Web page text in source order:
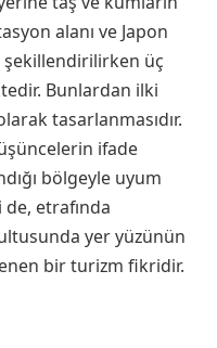
alanı ve Japon
şekillendirilirken üç
Bunlardan ilki
tasarlanmasıdır.
ifade
bölgeyle uyum
de, etrafında
yer yüzünün
bir turizm fikridir.